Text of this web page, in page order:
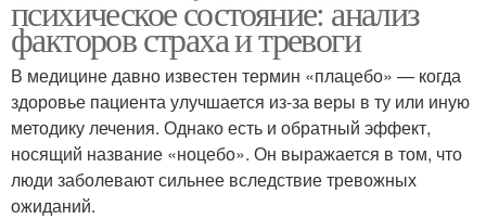
психическое состояние: анализ
факторов страха и тревоги
В медицине давно известен термин «плацебо» — когда
здоровье пациента улучшается из-за веры в ту или иную
методику лечения. Однако есть и обратный эффект,
носящий название «ноцебо». Он выражается в том, что
люди заболевают сильнее вследствие тревожных
ожиданий.